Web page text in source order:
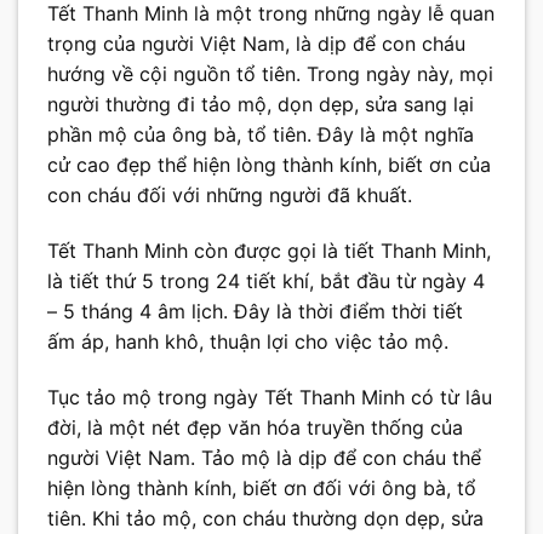
Tết Thanh Minh là một trong những ngày lễ quan
trọng của người Việt Nam, là dịp để con cháu
hướng về cội nguồn tổ tiên. Trong ngày này, mọi
người thường đi tảo mộ, dọn dẹp, sửa sang lại
phần mộ của ông bà, tổ tiên. Đây là một nghĩa
cử cao đẹp thể hiện lòng thành kính, biết ơn của
con cháu đối với những người đã khuất.
Tết Thanh Minh còn được gọi là tiết Thanh Minh,
là tiết thứ 5 trong 24 tiết khí, bắt đầu từ ngày 4
– 5 tháng 4 âm lịch. Đây là thời điểm thời tiết
ấm áp, hanh khô, thuận lợi cho việc tảo mộ.
Tục tảo mộ trong ngày Tết Thanh Minh có từ lâu
đời, là một nét đẹp văn hóa truyền thống của
người Việt Nam. Tảo mộ là dịp để con cháu thể
hiện lòng thành kính, biết ơn đối với ông bà, tổ
tiên. Khi tảo mộ, con cháu thường dọn dẹp, sửa